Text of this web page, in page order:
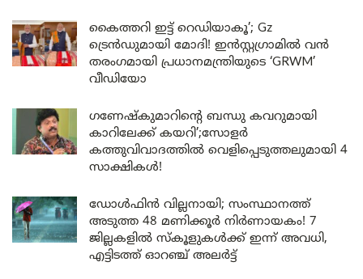
കൈത്തറി ഇട്ട് റെഡിയാകൂ’; Gz
ട്രെൻഡുമായി മോദി! ഇൻസ്റ്റഗ്രാമിൽ വൻ
തരംഗമായി പ്രധാനമന്ത്രിയുടെ ‘GRWM’
വീഡിയോ
ഗണേഷ്കുമാറിന്റെ ബന്ധു കവറുമായി
കാറിലേക്ക് കയറി’;സോളർ
കത്തുവിവാദത്തിൽ വെളിപ്പെടുത്തലുമായി 4
സാക്ഷികൾ!
ഡോൾഫിൻ വില്ലനായി; സംസ്ഥാനത്ത്
അടുത്ത 48 മണിക്കൂർ നിർണായകം! 7
ജില്ലകളിൽ സ്കൂളുകൾക്ക് ഇന്ന് അവധി,
എട്ടിടത്ത് ഓറഞ്ച് അലർട്ട്